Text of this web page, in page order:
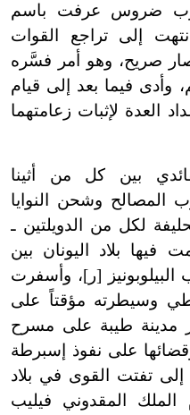
ضروس عرفت باسم
إلى تراجع القوات
صريح، وهو أمر فسَّره
وأدى فيما بعد إلى قيام
العدة لإثبات زعامتهما
بين كل من أثينا
المصالح وشحن النوايا
لكل من الدويلتين ـ
فيها بلاد اليونان بين
[ر]، وأسفرت
وسيطرته مؤقتاً على
مدينة طيبة على مسرح
سنة 371ق.م وقضائها على نفوذ إسبرطة
تفتت القوى في بلاد
الملك المقدوني فيليب